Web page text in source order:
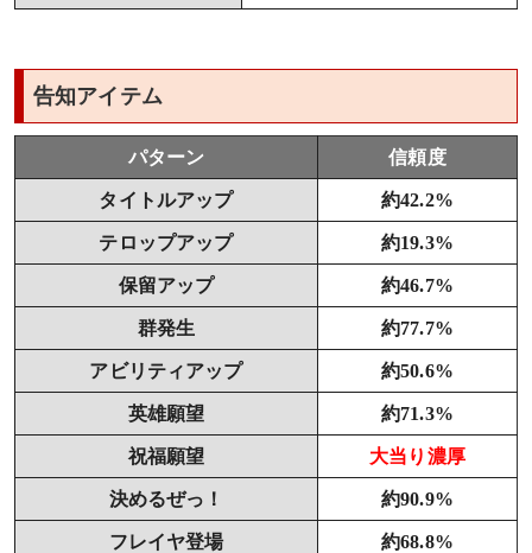
告知アイテム
パターン 信頼度
タイトルアップ 約42.2%
テロップアップ 約19.3%
保留アップ 約46.7%
群発生 約77.7%
アビリティアップ 約50.6%
英雄願望 約71.3%
祝福願望 大当り濃厚
決めるぜっ！ 約90.9%
フレイヤ登場 約68.8%